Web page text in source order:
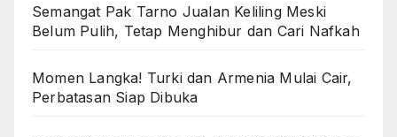
Semangat Pak Tarno Jualan Keliling Meski
Belum Pulih, Tetap Menghibur dan Cari Nafkah
Momen Langka! Turki dan Armenia Mulai Cair,
Perbatasan Siap Dibuka